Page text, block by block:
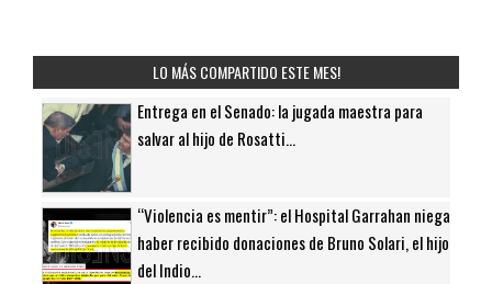
LO MÁS COMPARTIDO ESTE MES!
Entrega en el Senado: la jugada maestra para
salvar al hijo de Rosatti...
“Violencia es mentir”: el Hospital Garrahan niega
haber recibido donaciones de Bruno Solari, el hijo
del Indio...